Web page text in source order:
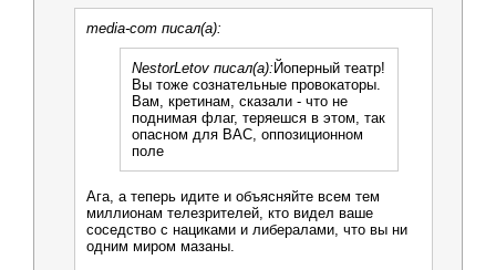
media-com писал(а):
NestorLetov писал(а): Йоперный театр!
Вы тоже сознательные провокаторы.
Вам, кретинам, сказали - что не
поднимая флаг, теряешся в этом, так
опасном для ВАС, оппозиционном
поле
Ага, а теперь идите и объясняйте всем тем
миллионам телезрителей, кто видел ваше
соседство с нациками и либералами, что вы ни
одним миром мазаны.